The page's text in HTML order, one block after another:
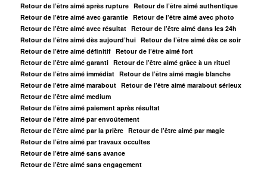
Retour de l’être aimé après rupture Retour de l’être aimé authentique
Retour de l’être aimé avec garantie Retour de l’être aimé avec photo
Retour de l’être aimé avec résultat Retour de l’être aimé dans les 24h
Retour de l’être aimé dès aujourd’hui Retour de l’être aimé dès ce soir
Retour de l’être aimé définitif Retour de l’être aimé fort
Retour de l’être aimé garanti Retour de l’être aimé grâce à un rituel
Retour de l’être aimé immédiat Retour de l’être aimé magie blanche
Retour de l’être aimé marabout Retour de l’être aimé marabout sérieux
Retour de l’être aimé medium
Retour de l’être aimé paiement après résultat
Retour de l’être aimé par envoûtement
Retour de l’être aimé par la prière Retour de l’être aimé par magie
Retour de l’être aimé par travaux occultes
Retour de l’être aimé sans avance
Retour de l’être aimé sans engagement